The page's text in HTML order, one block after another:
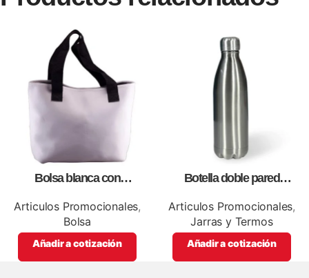
Bolsa blanca con
promocionales
Articulos Promocionales,
Bolsa
Añadir a cotización
Botella doble pared
Articulos Promocionales,
Jarras y Termos
Añadir a cotización